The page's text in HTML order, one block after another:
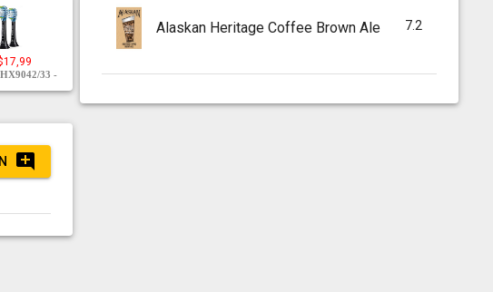
33 -
Alaskan Heritage Coffee Brown Ale 7.2